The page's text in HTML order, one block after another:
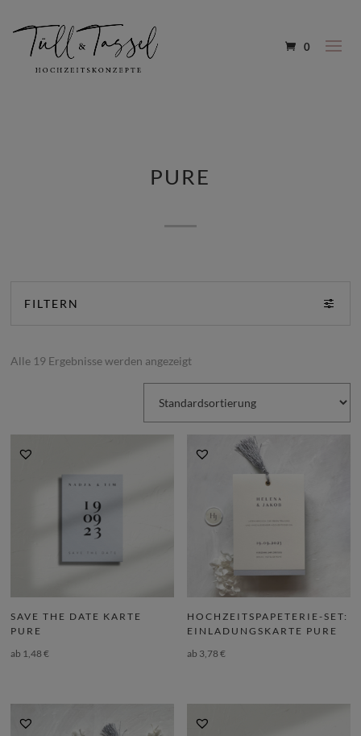
0
PURE
FILTERN
Alle 19 Ergebnisse werden angezeigt
SAVE THE DATE KARTE
PURE
ab 1,48€
HOCHZEITSPAPETERIE-SET:
EINLADUNGSKARTE PURE
ab 3,78€